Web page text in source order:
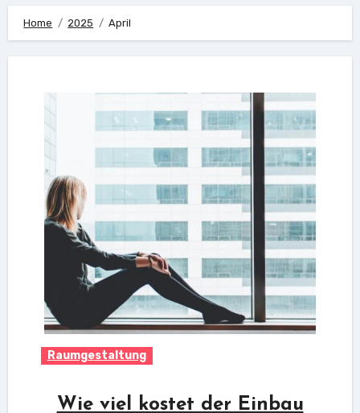
Home 2025 April
Raumgestaltung
Wie viel kostet der Einbau